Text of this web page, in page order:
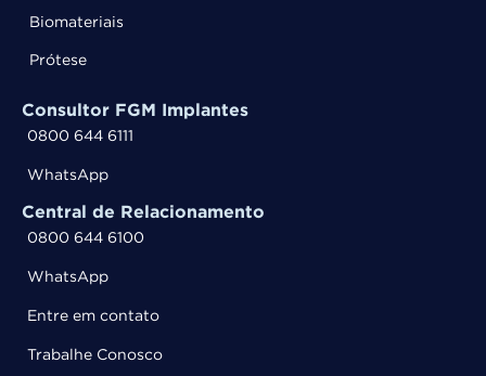
Biomateriais
Prótese
Consultor FGM Implantes
0800 644 6111
WhatsApp
Central de Relacionamento
0800 644 6100
WhatsApp
Entre em contato
Trabalhe Conosco